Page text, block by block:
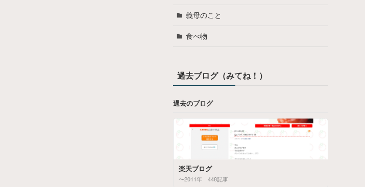
義母のこと
食べ物
過去ブログ（みてね！）
過去のブログ
楽天ブログ
〜2011年 448記事